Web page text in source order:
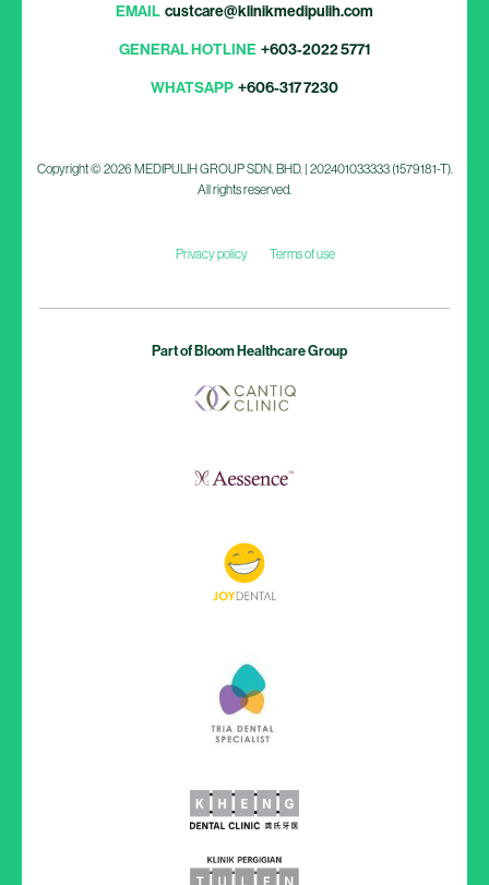
EMAIL custcare@klinikmedipulih.com
GENERAL HOTLINE +603-2022 5771
WHATSAPP +606-317 7230
Copyright © 2026 MEDIPULIH GROUP SDN. BHD. | 202401033333 (1579181-T).
All rights reserved.
Privacy policy Terms of use
Part of Bloom Healthcare Group